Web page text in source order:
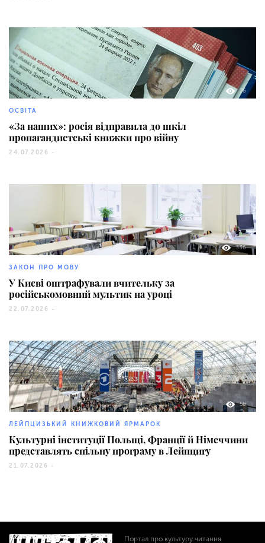
76
ОСВІТА
«За наших»: росія відправила до шкіл
пропагандистські книжки про війну
24.07.2026 -
336
ЗАКОН ПРО МОВУ
У Києві оштрафували вчительку за
російськомовний мультик на уроці
22.07.2026 -
58
ЛЕЙПЦИЗЬКИЙ КНИЖКОВИЙ ЯРМАРОК
Культурні інституції Польщі, Франції й Німеччини
представлять спільну програму в Лейпцигу
21.07.2026 -
Портал про культуру читання